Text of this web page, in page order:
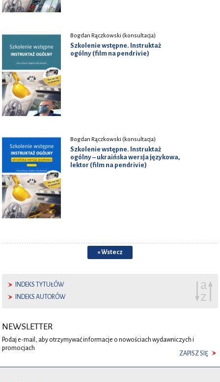
Bogdan Rączkowski (konsultacja)
Szkolenie wstępne. Instruktaż
ogólny (film na pendrivie)
Bogdan Rączkowski (konsultacja)
Szkolenie wstępne. Instruktaż
ogólny – ukraińska wersja językowa,
lektor (film na pendrivie)
« Wstecz
INDEKS TYTUŁÓW
INDEKS AUTORÓW
NEWSLETTER
Podaj e-mail, aby otrzymywać informacje o nowościach wydawniczych i
promocjach
ZAPISZ SIĘ